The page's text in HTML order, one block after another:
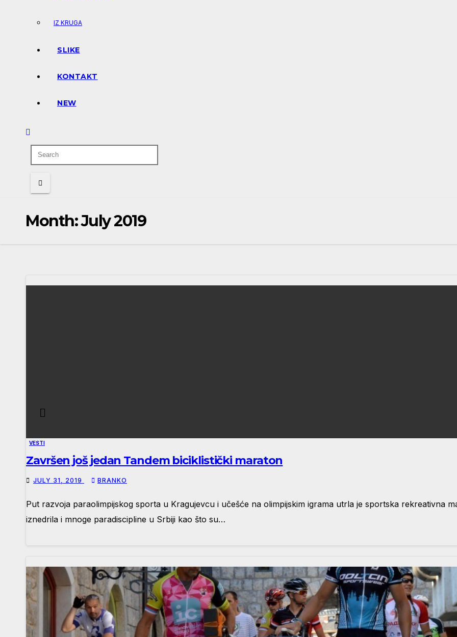
IZ KRUGA
SLIKE
KONTAKT
NEW
Month:July 2019
VESTI
Završen još jedan Tandem biciklistički maraton
JULY 31, 2019 BRANKO
Put razvoja paraolimpijskog sporta u Kragujevcu i učešće na olimpijskim igrama utrla je sportska rekreativna
iznedrila i mnoge paradiscipline u Srbiji kao što su…